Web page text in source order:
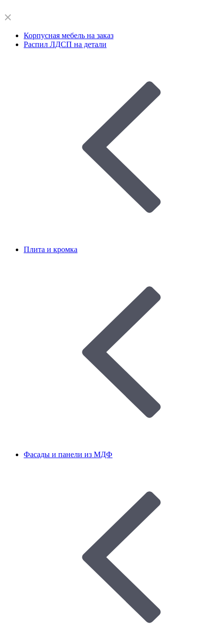
Корпусная мебель на заказ
Распил ЛДСП на детали
Плита и кромка
Фасады и панели из МДФ